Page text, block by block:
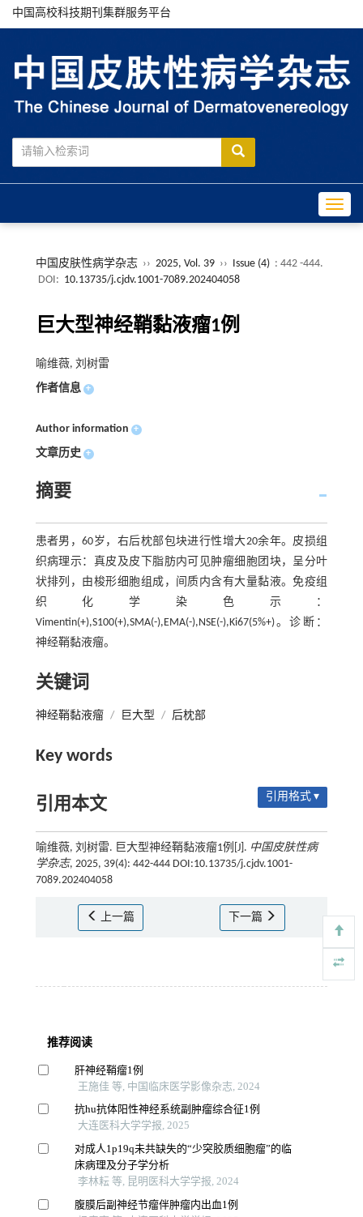
中国高校科技期刊集群服务平台
中国皮肤性病学杂志 ›› 2025, Vol. 39 ›› Issue (4) : 442 -444.
DOI: 10.13735/j.cjdv.1001-7089.202404058
巨大型神经鞘黏液瘤1例
喻维薇, 刘树雷
作者信息 +
Author information +
文章历史 +
摘要
患者男，60岁，右后枕部包块进行性增大20余年。皮损组
织病理示：真皮及皮下脂肪内可见肿瘤细胞团块，呈分叶
状排列，由梭形细胞组成，间质内含有大量黏液。免疫组
织化学染色示：
Vimentin(+),S100(+),SMA(-),EMA(-),NSE(-),Ki67(5%+)。诊断：
神经鞘黏液瘤。
关键词
神经鞘黏液瘤 / 巨大型 / 后枕部
Key words
引用本文 引用格式 ▾
喻维薇, 刘树雷. 巨大型神经鞘黏液瘤1例[J]. 中国皮肤性病
学杂志, 2025, 39(4): 442-444 DOI:10.13735/j.cjdv.1001-
7089.202404058
上一篇 下一篇